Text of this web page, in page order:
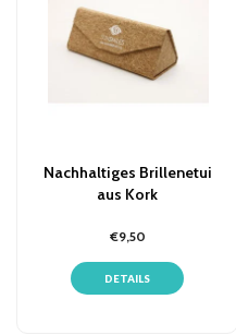
Nachhaltiges Brillenetui
aus Kork
€9,50
DETAILS